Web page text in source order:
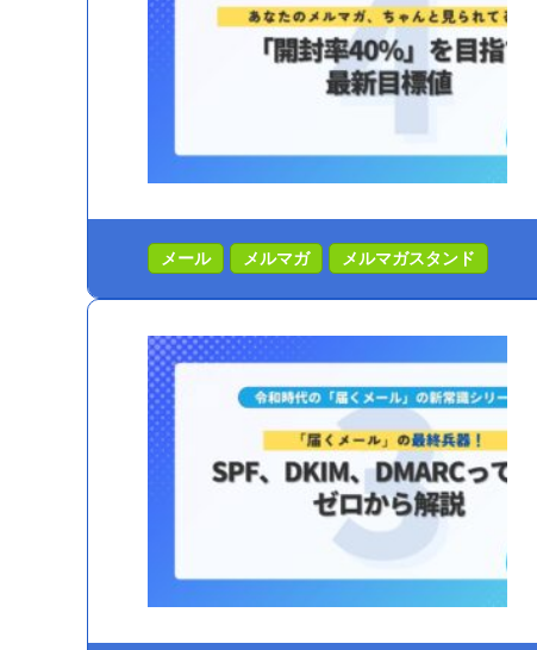
メール メルマガ メルマガスタンド